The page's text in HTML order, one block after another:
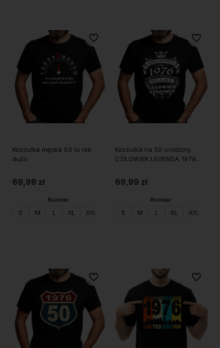
Koszulka męska 50 to nie
dużo
69,99 zł
Rozmiar:
S M L XL XXL
Do ulubionych
Koszulka na 50 urodziny
CZŁOWIEK LEGENDA 1976
69,99 zł
Rozmiar:
S M L XL XXL
Do
Do ulubionych Do